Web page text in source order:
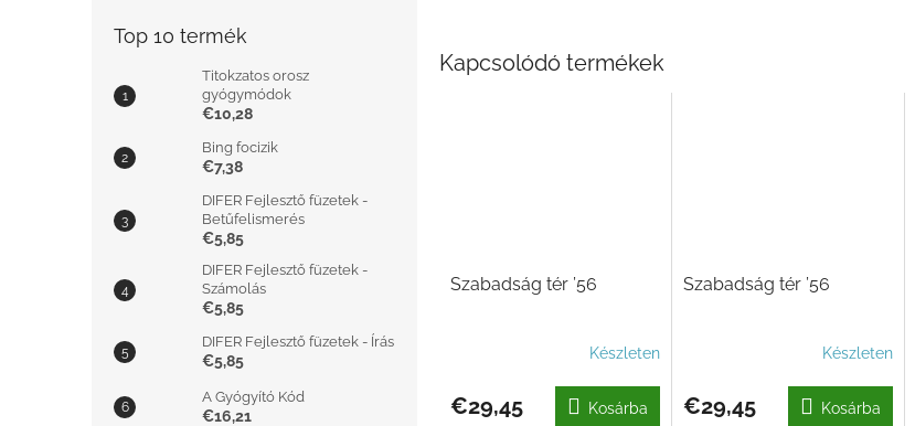
Top 10 termék
Titokzatos orosz
gyógymódok
€10,28
Bing focizik
€7,38
DIFER Fejlesztő füzetek -
Betűfelismerés
€5,85
DIFER Fejlesztő füzetek -
Számolás
€5,85
DIFER Fejlesztő füzetek - Írás
€5,85
A Gyógyító Kód
€16,21
Kapcsolódó termékek
Szabadság tér ’56
Készleten
€29,45 Kosárba
Szabadság tér ’56
Készleten
€29,45 Kosárba